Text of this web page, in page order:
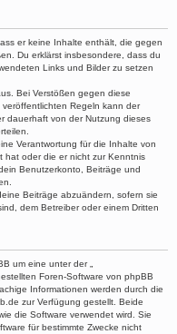
er keine Inhalte enthält, die gegen
Du erklärst insbesondere, dass du
Links und Bilder zu setzen
Bei Verstößen gegen diese
Regeln kann der
dauerhaft von der Nutzung dieses
Verantwortung für die Inhalte von
hat oder die er nicht zur Kenntnis
Benutzerkonto, Beiträge und
Beiträge abzuändern, sofern sie
dem Betreiber oder einem Dritten
um eine unter der „
Foren-Software von phpBB
Informationen werden durch die
zur Verfügung gestellt. Beide
die Software verwendet wird. Sie
für bestimmte Zwecke nicht